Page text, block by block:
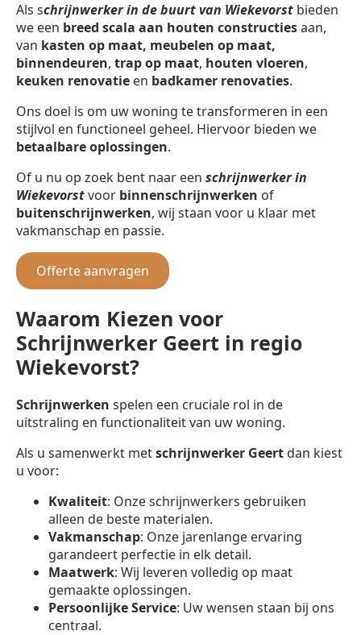
Als schrijnwerker in de buurt van Wiekevorst bieden
we een breed scala aan houten constructiesaan,
van kasten op maat, meubelen op maat,
binnendeuren, trap op maat, houten vloeren,
keuken renovatie en badkamer renovaties.
Ons doel is om uw woning te transformeren in een
stijlvol en functioneel geheel. Hiervoor bieden we
betaalbare oplossingen.
Of u nu op zoek bent naar een schrijnwerker in
Wiekevorstvoor binnenschrijnwerken of
buitenschrijnwerken, wij staan voor u klaar met
vakmanschap en passie.
Offerte aanvragen
Waarom Kiezen voor
Schrijnwerker Geert in regio
Wiekevorst?
Schrijnwerken spelen een cruciale rol in de
uitstraling en functionaliteit van uw woning.
Als u samenwerkt metschrijnwerker Geert dan kiest
u voor:
Kwaliteit: Onze schrijnwerkers gebruiken
alleen de beste materialen.
Vakmanschap: Onze jarenlange ervaring
garandeert perfectie in elk detail.
Maatwerk: Wij leveren volledig op maat
gemaakte oplossingen.
Persoonlijke Service: Uw wensen staan bij ons
centraal.